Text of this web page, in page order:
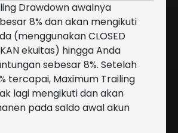
Drawdown awalnya
8% dan akan mengikuti
(menggunakan CLOSED
ekuitas) hingga Anda
sebesar 8%. Setelah
tercapai, Maximum Trailing
lagi mengikuti dan akan
pada saldo awal akun